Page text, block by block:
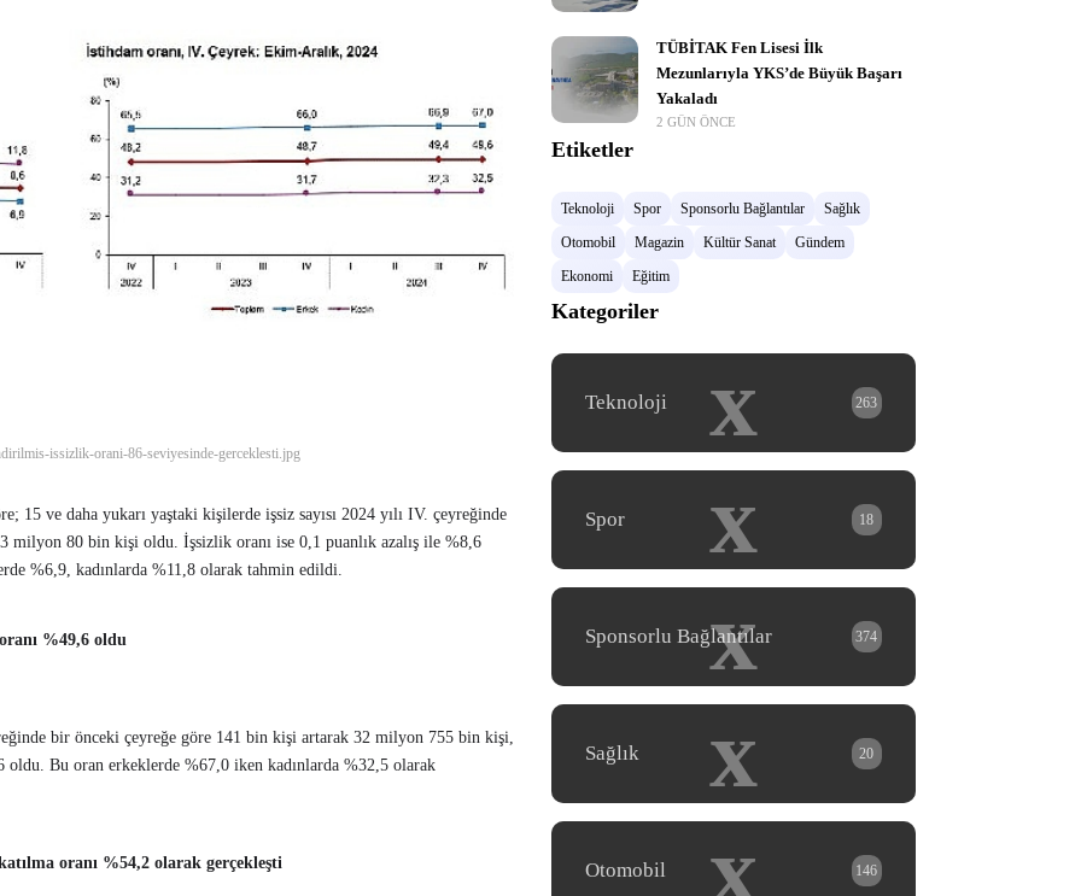
issizlik-orani-86-seviyesinde-gerceklesti.jpg
15 ve daha yukarı yaştaki kişilerde işsiz sayısı 2024 yılı IV. çeyreğinde
milyon 80 bin kişi oldu. İşsizlik oranı ise 0,1 puanlık azalış ile %8,6
%6,9, kadınlarda %11,8 olarak tahmin edildi.
%49,6 oldu
bir önceki çeyreğe göre 141 bin kişi artarak 32 milyon 755 bin kişi,
oldu. Bu oran erkeklerde %67,0 iken kadınlarda %32,5 olarak
oranı %54,2 olarak gerçekleşti
TÜBİTAK Fen Lisesi İlk
Mezunlarıyla YKS’de Büyük Başarı
Yakaladı
2 GÜN ÖNCE
Etiketler
Teknoloji Spor Sponsorlu Bağlantılar
Sağlık
Otomobil
Magazin Kültür Sanat
Gündem
Ekonomi
Eğitim
Kategoriler
x
Teknoloji 263
x
Spor 18
x
Sponsorlu Bağlantılar 374
x
Sağlık 20
x
Otomobil 146